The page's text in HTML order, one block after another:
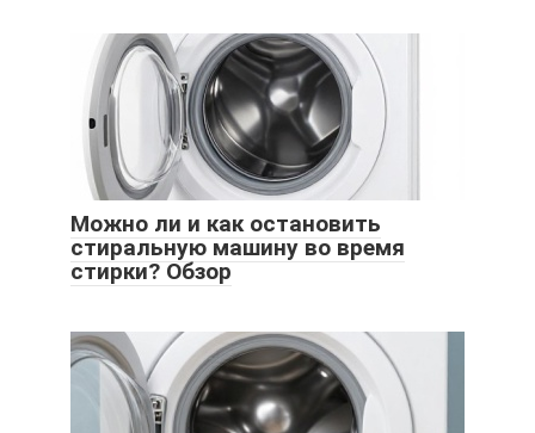
Можно ли и как остановить
стиральную машину во время
стирки? Обзор